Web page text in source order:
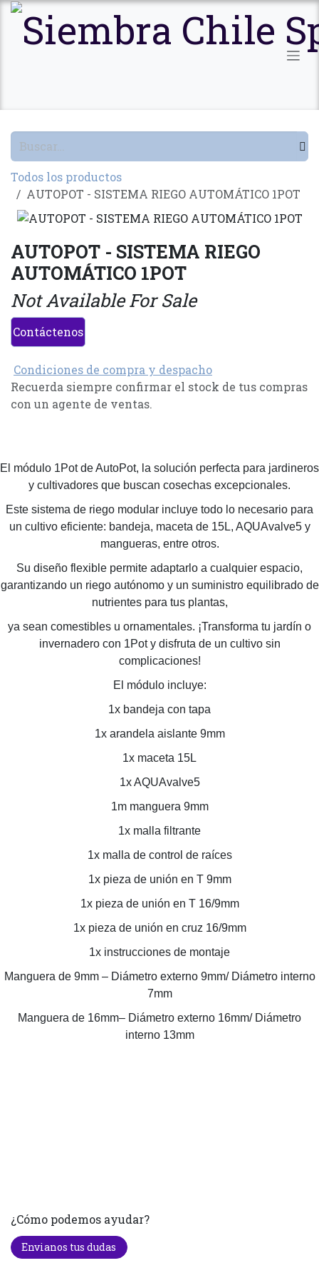
Ir al contenido
Todos los productos
AUTOPOT - SISTEMA RIEGO AUTOMÁTICO 1POT
AUTOPOT - SISTEMA RIEGO
AUTOMÁTICO 1POT
Not Available For Sale
Contáctenos
Condiciones de compra y despacho
Recuerda siempre confirmar el stock de tus compras
con un agente de ventas.
El módulo 1Pot de AutoPot, la solución perfecta para jardineros
y cultivadores que buscan cosechas excepcionales.
Este sistema de riego modular incluye todo lo necesario para
un cultivo eficiente: bandeja, maceta de 15L, AQUAvalve5 y
mangueras, entre otros.
Su diseño flexible permite adaptarlo a cualquier espacio,
garantizando un riego autónomo y un suministro equilibrado de
nutrientes para tus plantas,
ya sean comestibles u ornamentales. ¡Transforma tu jardín o
invernadero con 1Pot y disfruta de un cultivo sin
complicaciones!
El módulo incluye:
1x bandeja con tapa
1x arandela aislante 9mm
1x maceta 15L
1x AQUAvalve5
1m manguera 9mm
1x malla filtrante
1x malla de control de raíces
1x pieza de unión en T 9mm
1x pieza de unión en T 16/9mm
1x pieza de unión en cruz 16/9mm
1x instrucciones de montaje
Manguera de 9mm – Diámetro externo 9mm/ Diámetro interno
7mm
Manguera de 16mm– Diámetro externo 16mm/ Diámetro
interno 13mm
¿Cómo podemos ayudar?
Envianos tus dudas